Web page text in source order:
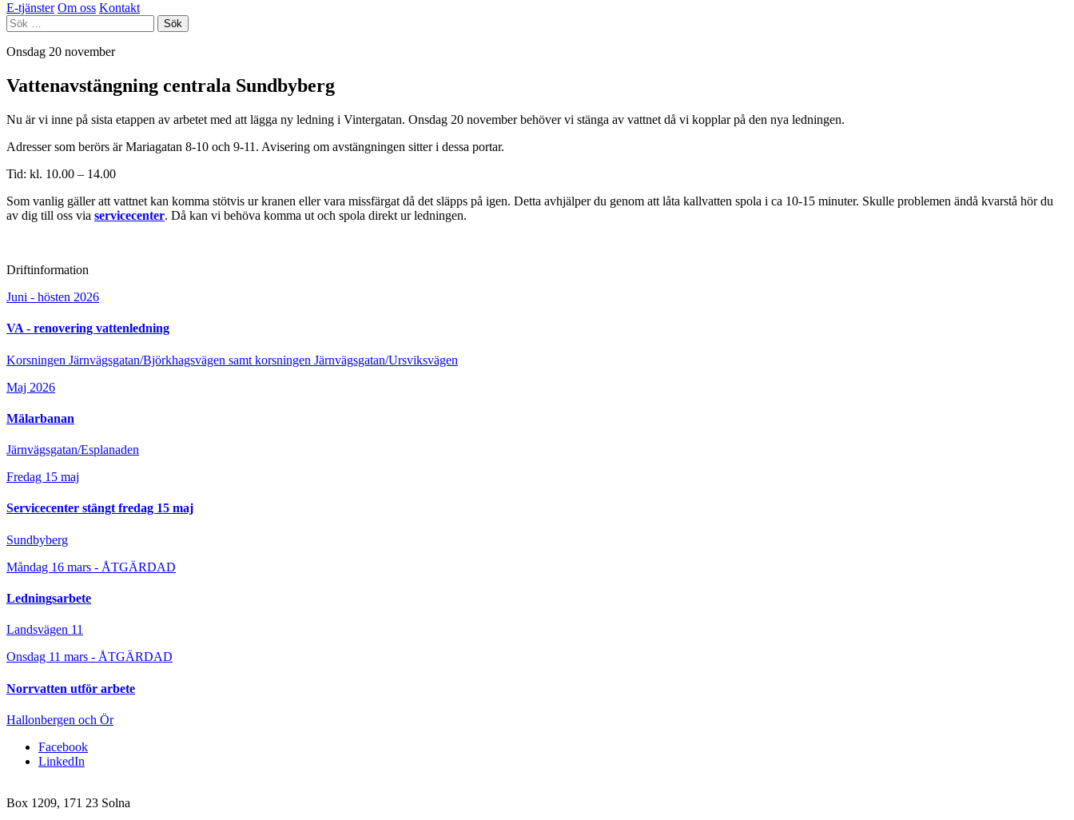
E-tjänster Om oss Kontakt
Sök
efter:
Onsdag 20 november
Vattenavstängning centrala Sundbyberg
Nu är vi inne på sista etappen av arbetet med att lägga ny ledning i Vintergatan. Onsdag 20 november behöver vi stänga av vattnet då vi kopplar på den nya ledningen.
Adresser som berörs är Mariagatan 8-10 och 9-11. Avisering om avstängningen sitter i dessa portar.
Tid: kl. 10.00 – 14.00
Som vanlig gäller att vattnet kan komma stötvis ur kranen eller vara missfärgat då det släpps på igen. Detta avhjälper du genom att låta kallvatten spola i ca 10-15 minuter. Skulle problemen ändå kvarstå hör du
av dig till oss via servicecenter. Då kan vi behöva komma ut och spola direkt ur ledningen.
Driftinformation
Juni - hösten 2026
VA - renovering vattenledning
Korsningen Järnvägsgatan/Björkhagsvägen samt korsningen Järnvägsgatan/Ursviksvägen
Maj 2026
Mälarbanan
Järnvägsgatan/Esplanaden
Fredag 15 maj
Servicecenter stängt fredag 15 maj
Sundbyberg
Måndag 16 mars - ÅTGÄRDAD
Ledningsarbete
Landsvägen 11
Onsdag 11 mars - ÅTGÄRDAD
Norrvatten utför arbete
Hallonbergen och Ör
Facebook
LinkedIn
Box 1209, 171 23 Solna